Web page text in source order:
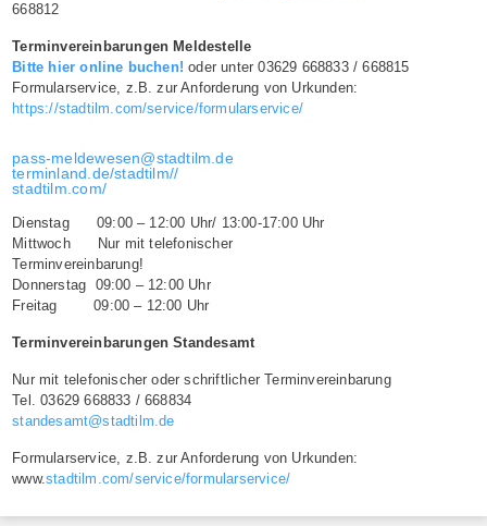
668812
Terminvereinbarungen Meldestelle
Bitte hier online buchen! oder unter 03629 668833 / 668815
Formularservice, z.B. zur Anforderung von Urkunden:
https://stadtilm.com/service/formularservice/
pass-meldewesen@stadtilm.de
terminland.de/stadtilm//
stadtilm.com/
Dienstag 09:00 – 12:00 Uhr/ 13:00-17:00 Uhr
Mittwoch Nur mit telefonischer
Terminvereinbarung!
Donnerstag 09:00 – 12:00 Uhr
Freitag 09:00 – 12:00 Uhr
Terminvereinbarungen Standesamt
Nur mit telefonischer oder schriftlicher Terminvereinbarung
Tel. 03629 668833 / 668834
standesamt@stadtilm.de
Formularservice, z.B. zur Anforderung von Urkunden:
www.stadtilm.com/service/formularservice/